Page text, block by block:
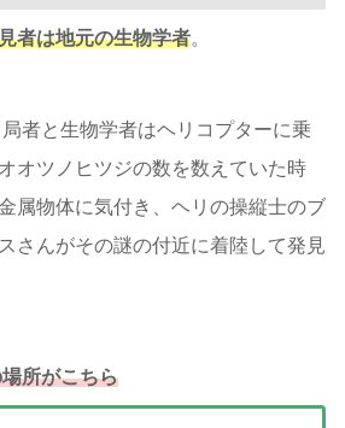
者は地元の生物学者。
者と生物学者はヘリコプターに乗
オツノヒツジの数を数えていた時
属物体に気付き、ヘリの操縦士のブ
さんがその謎の付近に着陸して発見
所がこちら